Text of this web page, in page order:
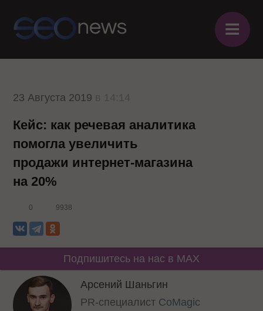
≡
23 Августа 2019
Кейс: как речевая аналитика
помогла увеличить
продажи интернет-магазина
на 20%
0 9938
Подпишитесь на нас в MAX
Арсений Шаньгин
PR-специалист CoMagic